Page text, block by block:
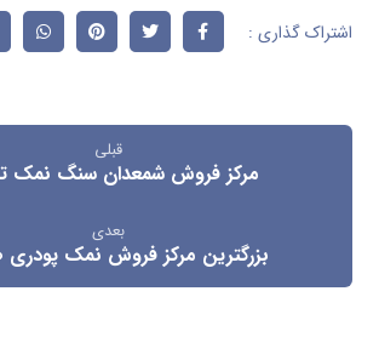
قبلی
مرکز فروش شمعدان سنگ نمک
بعدی
بزرگترین مرکز فروش نمک